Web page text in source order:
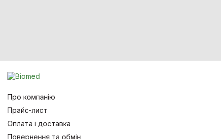
Про компанію
Прайс-лист
Оплата і доставка
Повернення та обмін